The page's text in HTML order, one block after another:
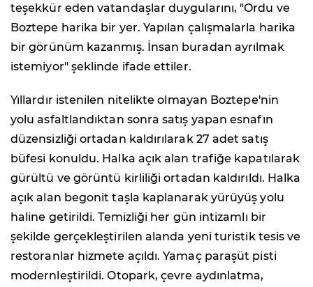
teşekkür eden vatandaşlar duygularını, "Ordu ve
Boztepe harika bir yer. Yapılan çalışmalarla harika
bir görünüm kazanmış. İnsan buradan ayrılmak
istemiyor" şeklinde ifade ettiler.
Yıllardır istenilen nitelikte olmayan Boztepe'nin
yolu asfaltlandıktan sonra satış yapan esnafın
düzensizliği ortadan kaldırılarak 27 adet satış
büfesi konuldu. Halka açık alan trafiğe kapatılarak
gürültü ve görüntü kirliliği ortadan kaldırıldı. Halka
açık alan begonit taşla kaplanarak yürüyüş yolu
haline getirildi. Temizliği her gün intizamlı bir
şekilde gerçekleştirilen alanda yeni turistik tesis ve
restoranlar hizmete açıldı. Yamaç paraşüt pisti
modernleştirildi. Otopark, çevre aydınlatma,